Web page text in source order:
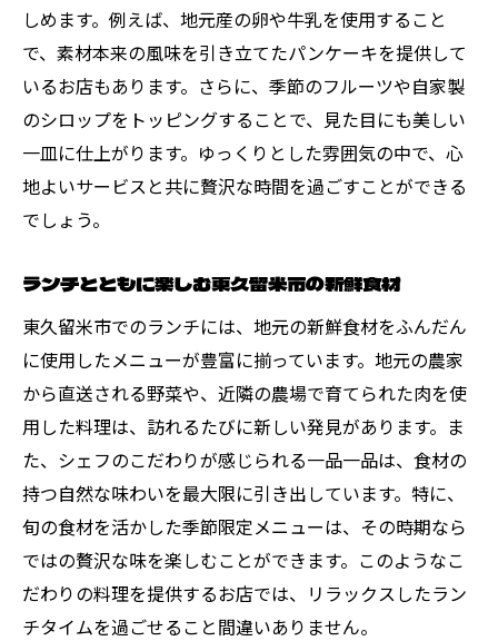
ふわふわパンケーキが自慢のカフェを巡る
地元で愛されるパンケーキの秘密
ランチにぴったりなパンケーキセットの魅
力
東久留米市で味わう贅沢パンケーキランチ
パンケーキに合うこだわりのドリンク紹介
地元食材を使った東久留米市の特別なランチ体
新鮮な食材が活きるランチメニューの紹介
地元産の素材を活かした料理の秘密
東久留米市ならではのランチの楽しみ方
健康志向の方におすすめのランチスポット
東久留米市の味を堪能するためのヒント
地元の食材を贅沢に使ったランチメニュー
東久留米市で発見するランチとパンケーキの新
しい魅力
しめます。例えば、地元産の卵や牛乳を使用すること
で、素材本来の風味を引き立てたパンケーキを提供して
いるお店もあります。さらに、季節のフルーツや自家製
のシロップをトッピングすることで、見た目にも美しい
一皿に仕上がります。ゆっくりとした雰囲気の中で、心
地よいサービスと共に贅沢な時間を過ごすことができる
でしょう。
ランチとともに楽しむ東久留米市の新鮮食材
東久留米市でのランチには、地元の新鮮食材をふんだん
に使用したメニューが豊富に揃っています。地元の農家
から直送される野菜や、近隣の農場で育てられた肉を使
用した料理は、訪れるたびに新しい発見があります。ま
た、シェフのこだわりが感じられる一品一品は、食材の
持つ自然な味わいを最大限に引き出しています。特に、
旬の食材を活かした季節限定メニューは、その時期なら
ではの贅沢な味を楽しむことができます。このようなこ
だわりの料理を提供するお店では、リラックスしたラン
チタイムを過ごせること間違いありません。